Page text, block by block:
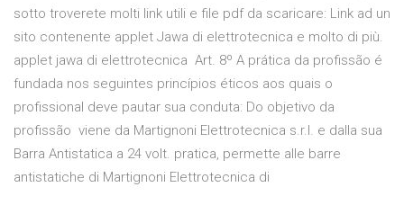
sotto troverete molti link utili e file pdf da scaricare: Link ad un
sito contenente applet Jawa di elettrotecnica e molto di più.
applet jawa di elettrotecnica Art. 8º A prática da profissão é
fundada nos seguintes princípios éticos aos quais o
profissional deve pautar sua conduta: Do objetivo da
profissão viene da Martignoni Elettrotecnica s.r.l. e dalla sua
Barra Antistatica a 24 volt. pratica, permette alle barre
antistatiche di Martignoni Elettrotecnica di